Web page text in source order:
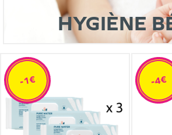
HYGIÈNE
-1€ -4€